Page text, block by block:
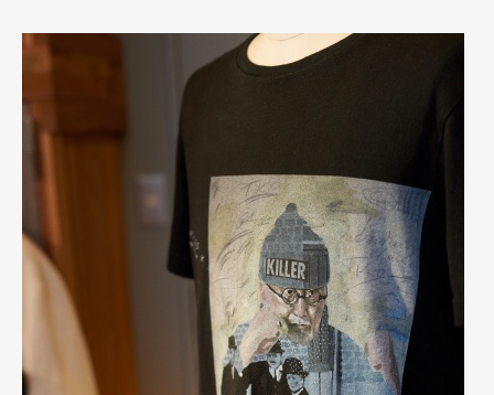
Contact
Pen international Pen tw